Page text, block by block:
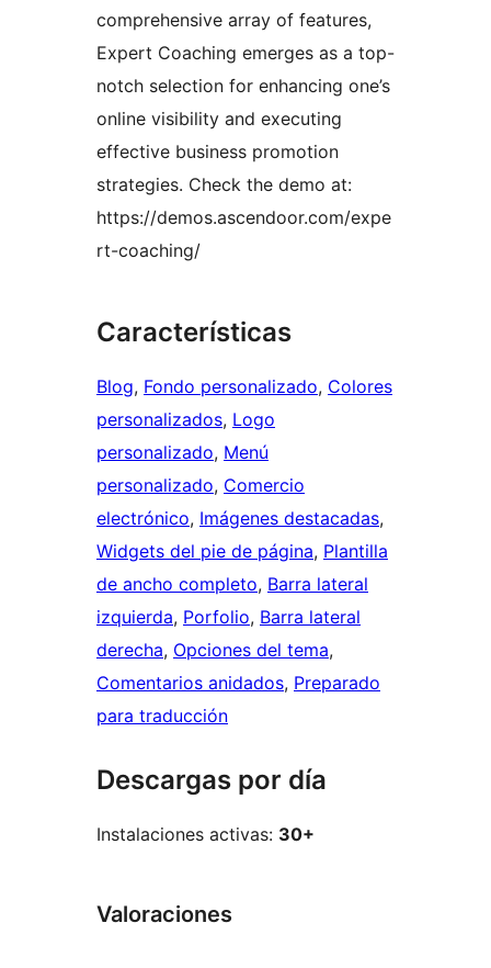
comprehensive array of features,
Expert Coaching emerges as a top-
notch selection for enhancing one’s
online visibility and executing
effective business promotion
strategies. Check the demo at:
https://demos.ascendoor.com/expe
rt-coaching/
Características
Blog, Fondo personalizado, Colores
personalizados, Logo
personalizado, Menú
personalizado, Comercio
electrónico, Imágenes destacadas
Widgets del pie de página, Plantilla
de ancho completo, Barra lateral
izquierda, Porfolio, Barra lateral
derecha, Opciones del tema
Comentarios anidados, Preparado
para traducción
Descargas por día
Instalaciones activas: 30+
Valoraciones